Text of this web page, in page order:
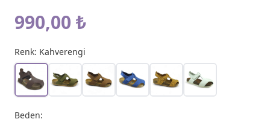
990,00 ₺
Renk: Kahverengi
Beden: